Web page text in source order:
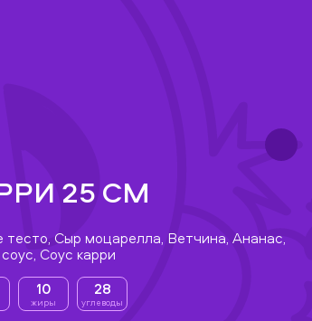
25 СМ
Сыр моцарелла, Ветчина, Ананас,
Соус карри
10
жиры
28
углеводы